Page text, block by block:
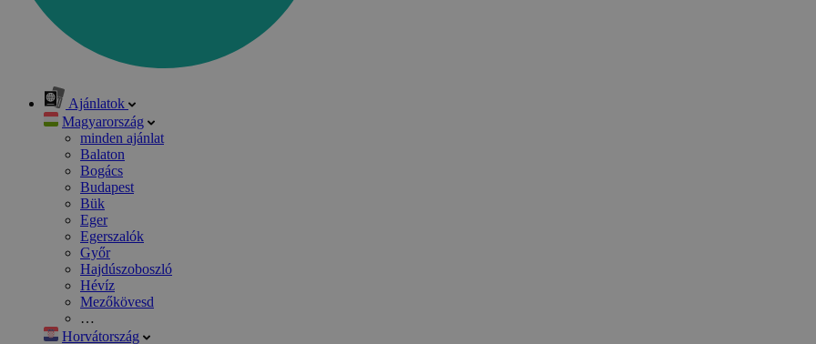
Ajánlatok
Magyarország
minden ajánlat
Balaton
Bogács
Budapest
Bük
Eger
Egerszalók
Győr
Hajdúszoboszló
Hévíz
Mezőkövesd
…
Horvátország